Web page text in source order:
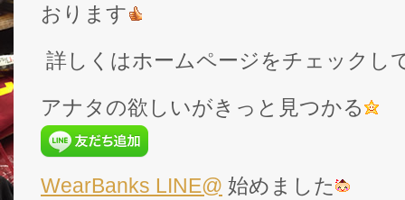
おります
詳しくはホームページをチェックし
アナタの欲しいがきっと見つかる
WearBanks LINE@ 始めました